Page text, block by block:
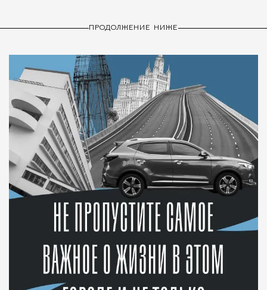
ПРОДОЛЖЕНИЕ НИЖЕ